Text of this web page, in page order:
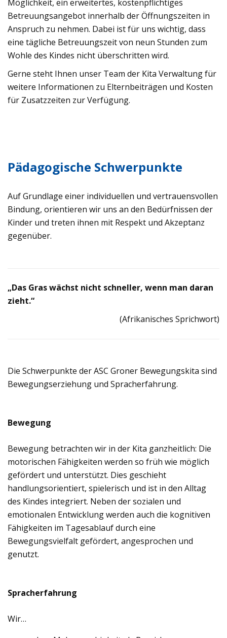
Möglichkeit, ein erweitertes, kostenpflichtiges
Betreuungsangebot innerhalb der Öffnungszeiten in
Anspruch zu nehmen. Dabei ist für uns wichtig, dass
eine tägliche Betreuungszeit von neun Stunden zum
Wohle des Kindes nicht überschritten wird.
Gerne steht Ihnen unser Team der Kita Verwaltung für
weitere Informationen zu Elternbeiträgen und Kosten
für Zusatzzeiten zur Verfügung.
Pädagogische Schwerpunkte
Auf Grundlage einer individuellen und vertrauensvollen
Bindung, orientieren wir uns an den Bedürfnissen der
Kinder und treten ihnen mit Respekt und Akzeptanz
gegenüber.
„Das Gras wächst nicht schneller, wenn man daran
zieht.“
(Afrikanisches Sprichwort)
Die Schwerpunkte der ASC Groner Bewegungskita sind
Bewegungserziehung und Spracherfahrung.
Bewegung
Bewegung betrachten wir in der Kita ganzheitlich: Die
motorischen Fähigkeiten werden so früh wie möglich
gefördert und unterstützt. Dies geschieht
handlungsorientiert, spielerisch und ist in den Alltag
des Kindes integriert. Neben der sozialen und
emotionalen Entwicklung werden auch die kognitiven
Fähigkeiten im Tagesablauf durch eine
Bewegungsvielfalt gefördert, angesprochen und
genutzt.
Spracherfahrung
Wir…